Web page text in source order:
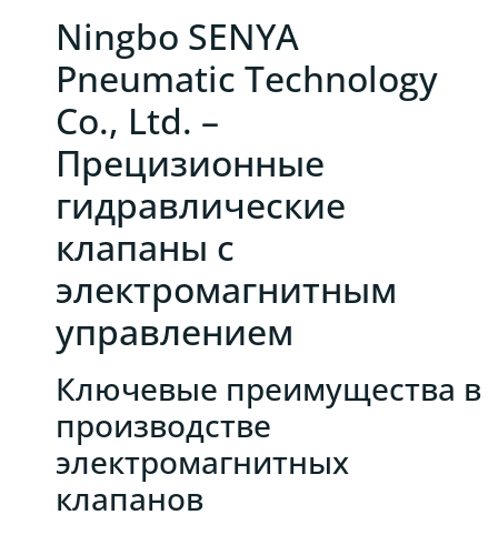
Ningbo SENYA
Pneumatic Technology
Co., Ltd. –
Прецизионные
гидравлические
клапаны с
электромагнитным
управлением
Ключевые преимущества в
производстве
электромагнитных
клапанов